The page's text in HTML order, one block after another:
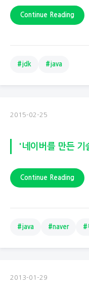
Continue Reading
#jdk #java
2015-02-25
'네이버를 만든 기
Continue Reading
#java #naver #
2013-01-29